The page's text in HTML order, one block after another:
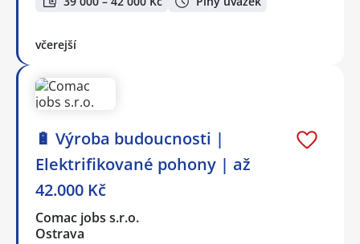
včerejší
🔋 Výroba budoucnosti |
Elektrifikované pohony | až
42.000 Kč
Comac jobs s.r.o.
Ostrava